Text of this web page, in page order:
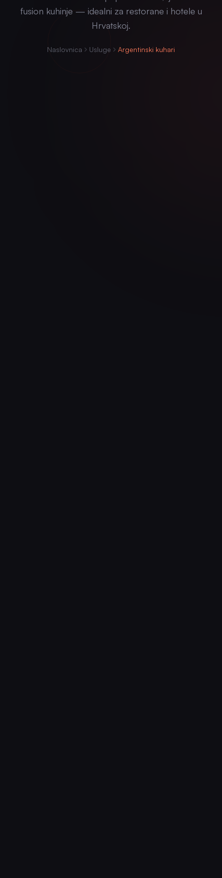
fusion kuhinje — idealni za restorane i hotele u
Hrvatskoj.
Naslovnica Usluge Argentinski kuhari